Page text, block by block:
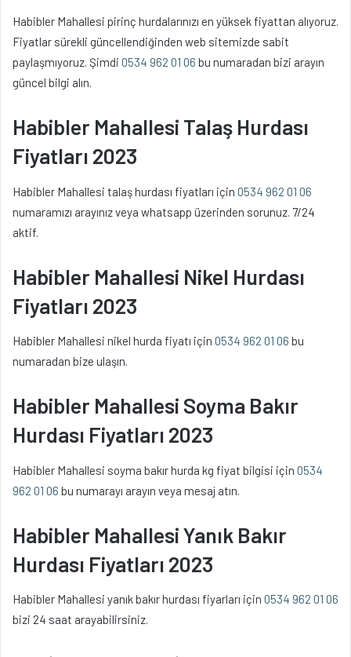
Habibler Mahallesi pirinç hurdalarınızı en yüksek fiyattan alıyoruz.
Fiyatlar sürekli güncellendiğinden web sitemizde sabit
paylaşmıyoruz. Şimdi 0534 962 01 06 bu numaradan bizi arayın
güncel bilgi alın.
Habibler Mahallesi Talaş Hurdası
Fiyatları 2023
Habibler Mahallesi talaş hurdası fiyatları için 0534 962 01 06
numaramızı arayınız veya whatsapp üzerinden sorunuz. 7/24
aktif.
Habibler Mahallesi Nikel Hurdası
Fiyatları 2023
Habibler Mahallesi nikel hurda fiyatı için 0534 962 01 06 bu
numaradan bize ulaşın.
Habibler Mahallesi Soyma Bakır
Hurdası Fiyatları 2023
Habibler Mahallesi soyma bakır hurda kg fiyat bilgisi için 0534
962 01 06 bu numarayı arayın veya mesaj atın.
Habibler Mahallesi Yanık Bakır
Hurdası Fiyatları 2023
Habibler Mahallesi yanık bakır hurdası fiyarları için 0534 962 01 06
bizi 24 saat arayabilirsiniz.